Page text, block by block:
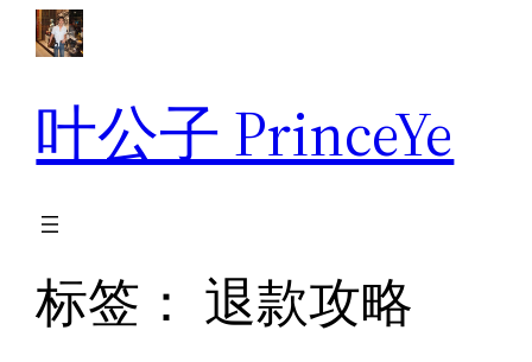
叶公子 PrinceYe
标签： 退款攻略